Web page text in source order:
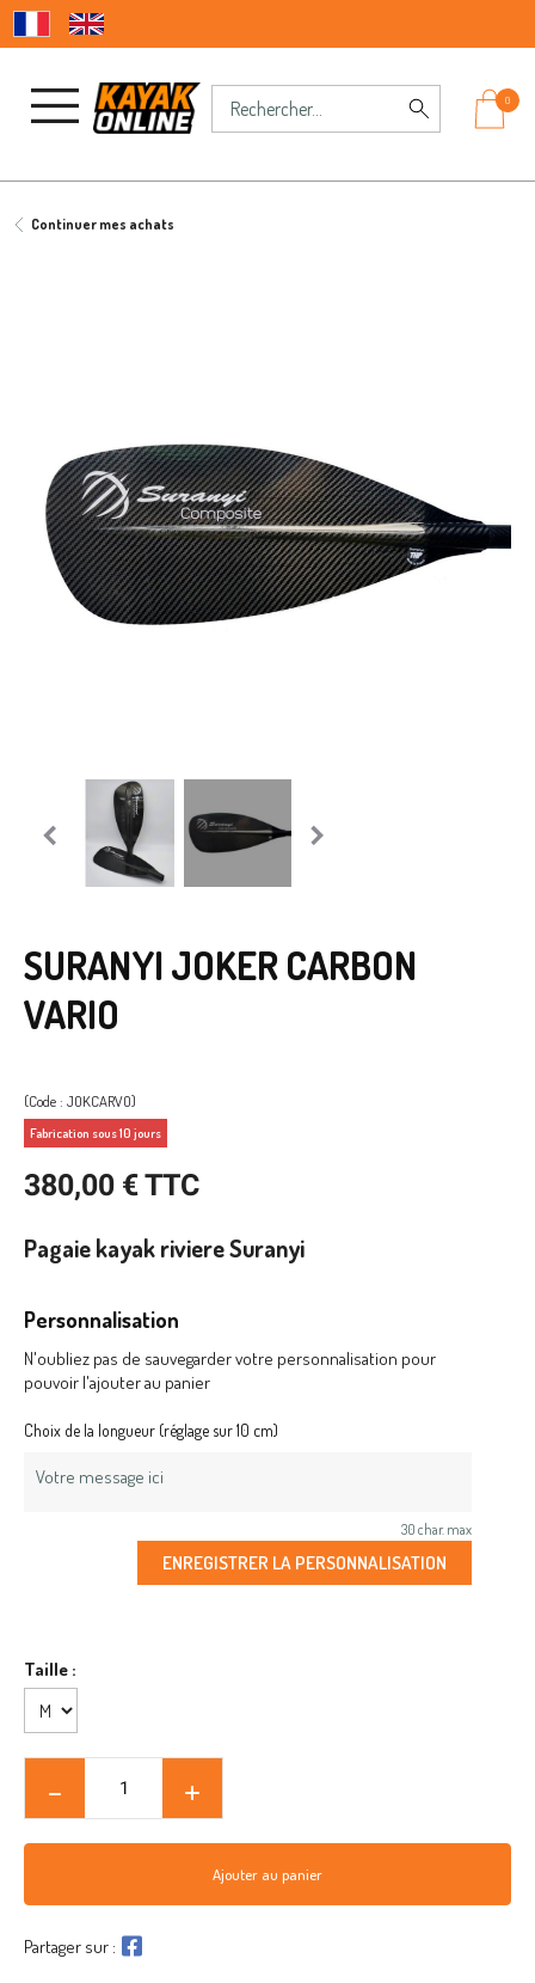
0
Continuer mes achats
SURANYI JOKER CARBON
VARIO
(Code : JOKCARVO)
Fabrication sous 10 jours
380,00 € TTC
Pagaie kayak riviere Suranyi
Personnalisation
N'oubliez pas de sauvegarder votre personnalisation pour
pouvoir l'ajouter au panier
Choix de la longueur (réglage sur 10 cm)
30 char. max
ENREGISTRER LA PERSONNALISATION
Taille :
Ajouter au panier
Partager sur :